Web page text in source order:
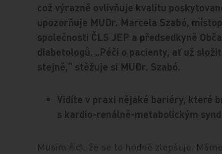
což výrazně ovlivňuje kvalitu
upozorňuje MUDr. Marcela Szabó,
společnosti ČLS JEP a předsedkyně
diabetologů. „Péči o pacienty, ať už
stejně,“ stěžuje si MUDr. Szabó.
Vidíte v praxi nějaké bariéry, které
s kardio-renálně-metabolickým
Musím říct, že se to hodně zlepšuje.